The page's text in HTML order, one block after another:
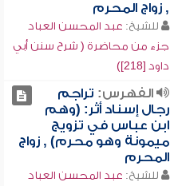
, زواج المحرم
للشيخ: عبد المحسن العباد
جزء من محاضرة ( شرح سنن أبي
داود [218])
الفهرس: تراجم
رجال إسناد أثر: (وهم
ابن عباس في تزويج
ميمونة وهو محرم) , زواج
المحرم
للشيخ: عبد المحسن العباد